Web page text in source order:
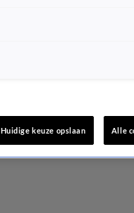
Huidige keuze opslaan Alle